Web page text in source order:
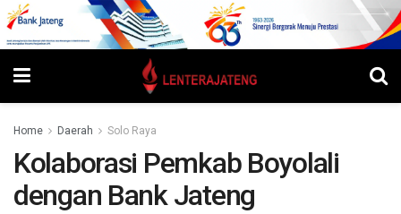
Home Daerah Solo Raya
Kolaborasi Pemkab Boyolali
dengan Bank Jateng